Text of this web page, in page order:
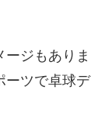
ジもありま
ーツで卓球デ